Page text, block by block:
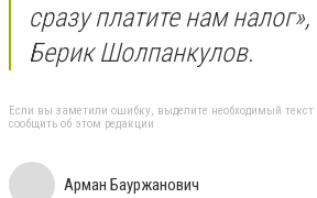
сразу платите нам
Берик Шолпанкулов.
Если вы заметили ошибку, выделите необходимый
сообщить об этом редакции
Арман Бауржанович